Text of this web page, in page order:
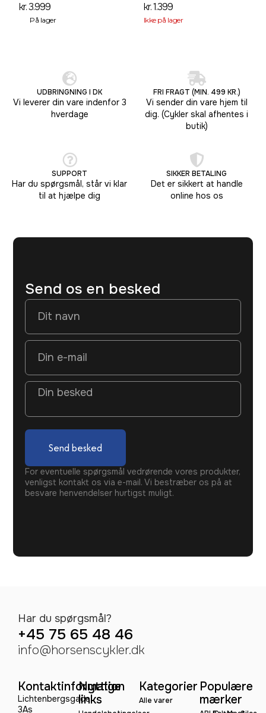
kr.3.999
På lager
kr.1.399
Ikke på lager
UDBRINGNING I DK
Vi leverer din vare indenfor 3
hverdage
FRI FRAGT (MIN. 499 KR.)
Vi sender din vare hjem til
dig. (Cykler skal afhentes i
butik)
SUPPORT
Har du spørgsmål, står vi klar
til at hjælpe dig
SIKKER BETALING
Det er sikkert at handle
online hos os
Send os en besked
Send besked
For eventuelle spørgsmål vedrørende vores produkter,
venligst kontakt os via e-mail. Vi bestræber os på at
besvare henvendelser hurtigst muligt.
Har du spørgsmål?
+45 75 65 48 46
info@horsenscykler.dk
Kontaktinformation
Lichtenbergsgade
3As
Nyttige
links
Kategorier
Alle varer
Populære
mærker